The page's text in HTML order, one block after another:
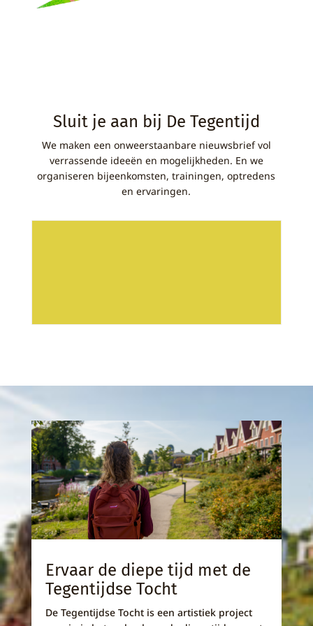
Sluit je aan bij De Tegentijd
We maken een onweerstaanbare nieuwsbrief vol
verrassende ideeën en mogelijkheden. En we
organiseren bijeenkomsten, trainingen, optredens
en ervaringen.
Ervaar de diepe tijd met de
Tegentijdse Tocht
De Tegentijdse Tocht is een artistiek project